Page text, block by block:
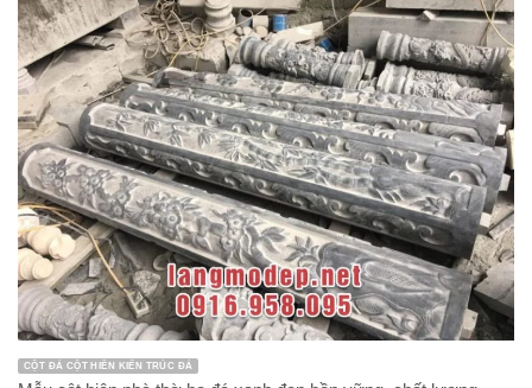
CỘT ĐÁ CỘT HIÊN KIẾN TRÚC ĐÁ